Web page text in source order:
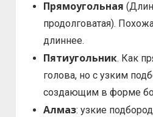
Прямоугольная
продолговатая).
длиннее.
Пятиугольник. Как
голова, но с узким
создающим в форме
Алмаз: узкие